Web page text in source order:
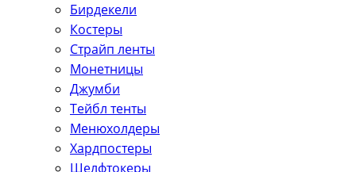
Бирдекели
Костеры
Страйп ленты
Монетницы
Джумби
Тейбл тенты
Менюхолдеры
Хардпостеры
Шелфтокеры